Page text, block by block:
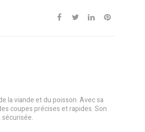
la viande et du poisson. Avec sa
coupes précises et rapides. Son